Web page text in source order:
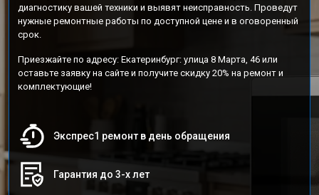
диагностику вашей техники и выявят неисправность. Проведут
нужные ремонтные работы по доступной цене и в оговоренный
срок.
Приезжайте по адресу: Екатеринбург: улица 8 Марта, 46 или
оставьте заявку на сайте и получите скидку 20% на ремонт и
комплектующие!
Экспрес1 ремонт в день обращения
Гарантия до 3-х лет